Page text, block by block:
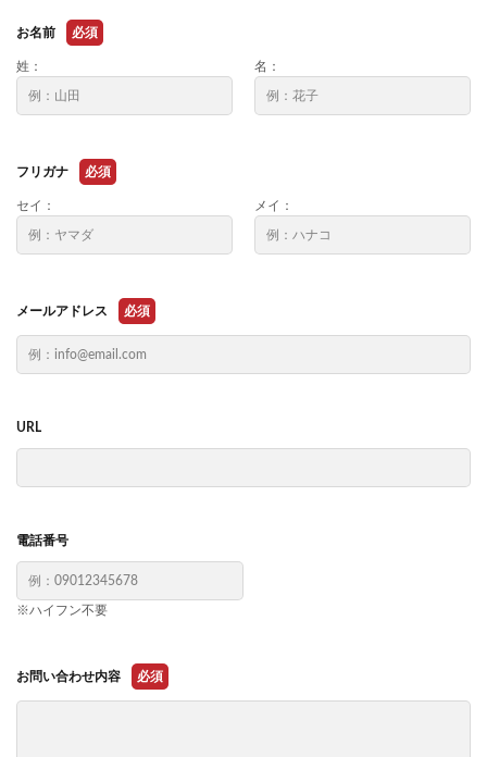
お名前 必須
姓： 名：
フリガナ 必須
セイ： メイ：
メールアドレス 必須
URL
電話番号
※ハイフン不要
お問い合わせ内容 必須